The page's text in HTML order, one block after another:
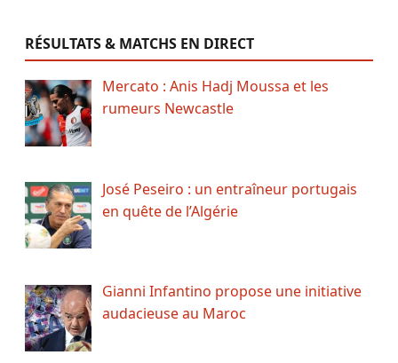
RÉSULTATS & MATCHS EN DIRECT
Mercato : Anis Hadj Moussa et les
rumeurs Newcastle
José Peseiro : un entraîneur portugais
en quête de l’Algérie
Gianni Infantino propose une initiative
audacieuse au Maroc